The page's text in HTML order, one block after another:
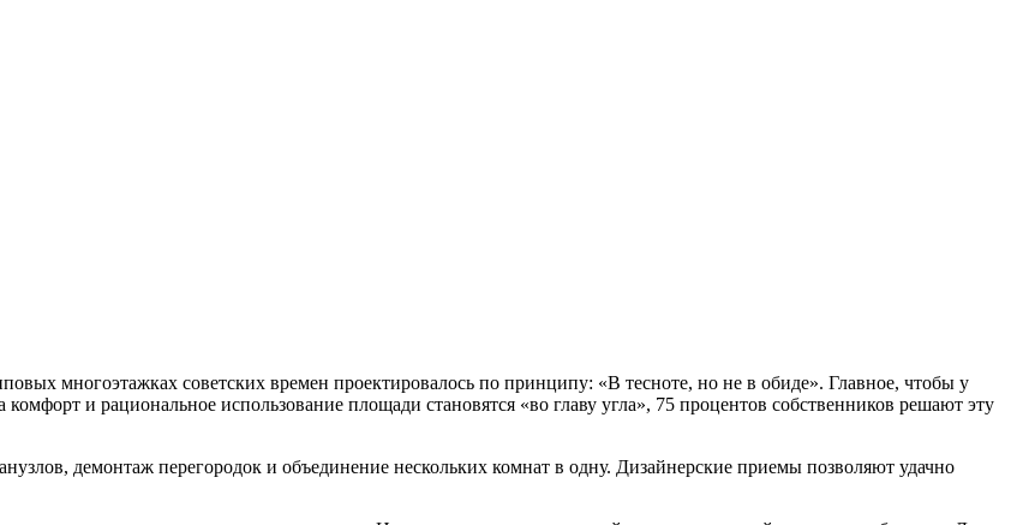
многоэтажках советских времен проектировалось по принципу: «В тесноте, но не в обиде». Главное, чтобы у
и рациональное использование площади становятся «во главу угла», 75 процентов собственников решают эту
демонтаж перегородок и объединение нескольких комнат в одну. Дизайнерские приемы позволяют удачно